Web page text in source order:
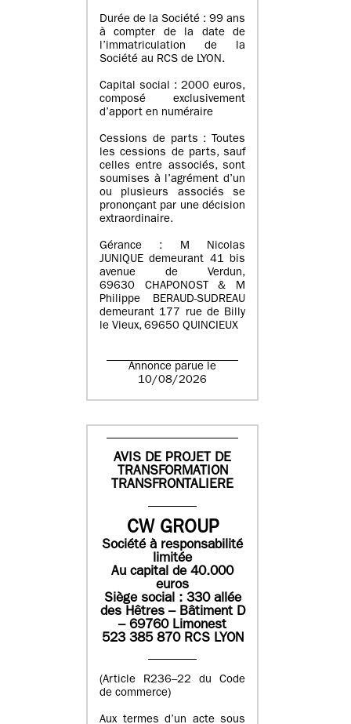
Durée de la Société : 99 ans
à compter de la date de
l’immatriculation de la
Société au RCS de LYON.
Capital social : 2000 euros,
composé exclusivement
d’apport en numéraire
Cessions de parts : Toutes
les cessions de parts, sauf
celles entre associés, sont
soumises à l’agrément d’un
ou plusieurs associés se
prononçant par une décision
extraordinaire.
Gérance : M Nicolas
JUNIQUE demeurant 41 bis
avenue de Verdun,
69630 CHAPONOST & M
Philippe BERAUD-SUDREAU
demeurant 177 rue de Billy
le Vieux, 69650 QUINCIEUX
Annonce parue le
10/08/2026
AVIS DE PROJET DE
TRANSFORMATION
TRANSFRONTALIERE
CW GROUP
Société à responsabilité
limitée
Au capital de 40.000
euros
Siège social : 330 allée
des Hêtres – Bâtiment D
– 69760 Limonest
523 385 870 RCS LYON
(Article R236–22 du Code
de commerce)
Aux termes d’un acte sous